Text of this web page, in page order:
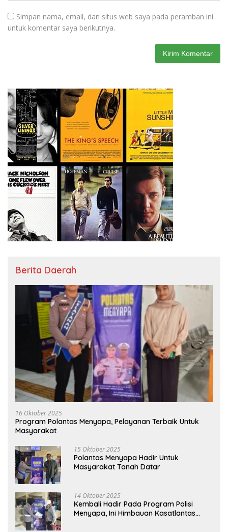
Simpan nama, email, dan situs web saya pada peramban ini
untuk komentar saya berikutnya.
Berita Daerah
16 Oktober 2025
Program Polantas Menyapa, Pelayanan Terbaik Untuk
Masyarakat
15 Oktober 2025
Polantas Menyapa Hadir Untuk
Masyarakat Tanah Datar
14 Oktober 2025
Kembali Hadir Pada Program Polisi
Menyapa, Ini Himbauan Kasatlantas